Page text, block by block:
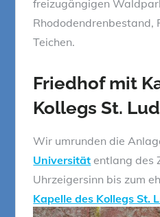
freizugängigen
Rhododendrenbestand,
Teichen.
Friedhof mit
Kollegs St.
Wir umrunden die
Universität entlang des
Uhrzeigersinn bis zum
Kapelle des Kollegs St.